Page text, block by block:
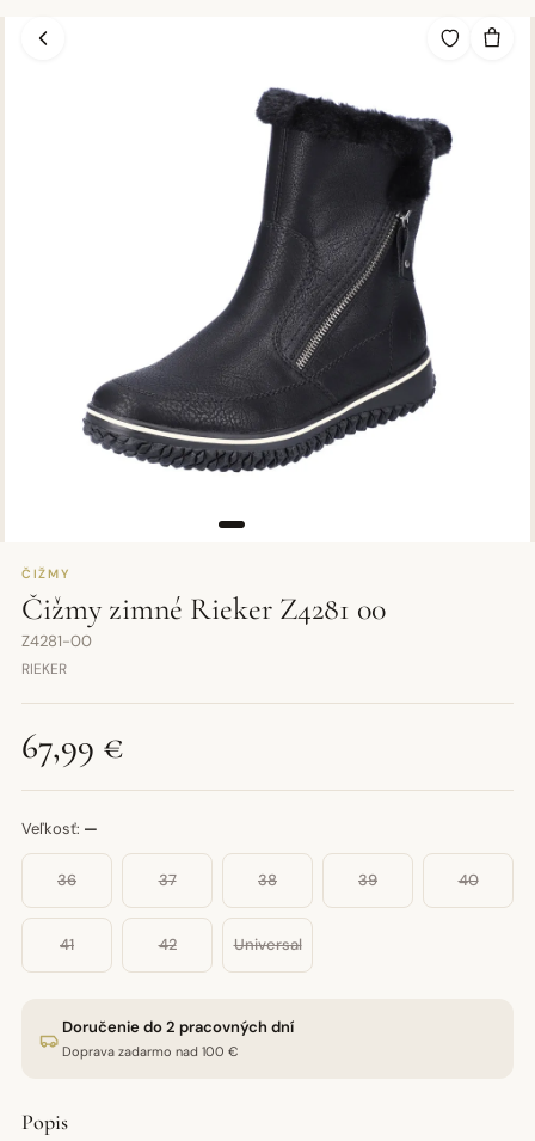
ČIŽMY
Čižmy zimné Rieker Z4281 00
Z4281-00
RIEKER
67,99 €
Veľkosť: —
36 37 38 39 40
41 42 Universal
Doručenie do 2 pracovných dní
Doprava zadarmo nad 100 €
Popis